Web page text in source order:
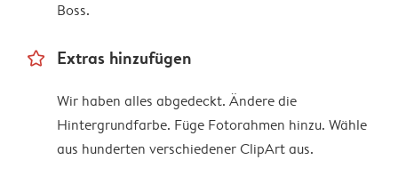
Boss.
star_outline Extras hinzufügen
Wir haben alles abgedeckt. Ändere die
Hintergrundfarbe. Füge Fotorahmen hinzu. Wähle
aus hunderten verschiedener ClipArt aus.